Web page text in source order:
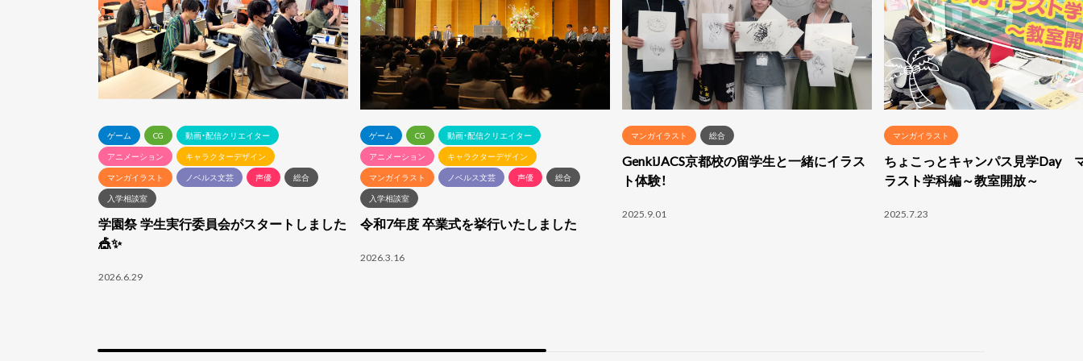
ゲーム CG
動画・配信クリエイター
アニメーション
キャラクターデザイン
マンガイラスト
ノベルス文芸 声優
総合
入学相談室
学園祭 学生実行委員会がスタートしました
🎪✨
2026.6.29
ゲーム CG
動画・配信クリエイター
アニメーション
キャラクターデザイン
マンガイラスト
ノベルス文芸 声優
総合
入学相談室
令和7年度 卒業式を挙行いたしました
2026.3.16
マンガイラスト 総合
GenkiJACS京都校の留学生と一緒にイラス
ト体験！
2025.9.01
マンガイラスト
ちょこっとキャンパス見学Day
ラスト学科編～教室開放～
2025.7.23